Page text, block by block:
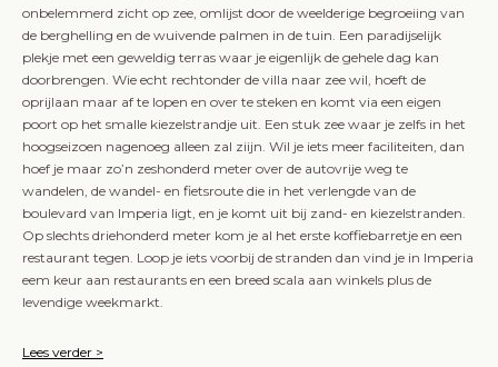
onbelemmerd zicht op zee, omlijst door de weelderige begroeiing van
de berghelling en de wuivende palmen in de tuin. Een paradijselijk
plekje met een geweldig terras waar je eigenlijk de gehele dag kan
doorbrengen. Wie echt rechtonder de villa naar zee wil, hoeft de
oprijlaan maar af te lopen en over te steken en komt via een eigen
poort op het smalle kiezelstrandje uit. Een stuk zee waar je zelfs in het
hoogseizoen nagenoeg alleen zal ziijn. Wil je iets meer faciliteiten, dan
hoef je maar zo’n zeshonderd meter over de autovrije weg te
wandelen, de wandel- en fietsroute die in het verlengde van de
boulevard van Imperia ligt, en je komt uit bij zand- en kiezelstranden.
Op slechts driehonderd meter kom je al het erste koffiebarretje en een
restaurant tegen. Loop je iets voorbij de stranden dan vind je in Imperia
eem keur aan restaurants en een breed scala aan winkels plus de
levendige weekmarkt.
Lees verder >